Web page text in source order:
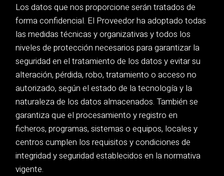
Los datos que nos proporcione serán tratados de
forma confidencial. El Proveedor ha adoptado todas
las medidas técnicas y organizativas y todos los
niveles de protección necesarios para garantizar la
seguridad en el tratamiento de los datos y evitar su
alteración, pérdida, robo, tratamiento o acceso no
autorizado, según el estado de la tecnología y la
naturaleza de los datos almacenados. También se
garantiza que el procesamiento y registro en
ficheros, programas, sistemas o equipos, locales y
centros cumplen los requisitos y condiciones de
integridad y seguridad establecidos en la normativa
vigente.